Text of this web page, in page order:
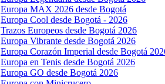
Europa MAX 2026 desde Bogotá
Europa Cool desde Bogotá - 2026
Trazos Europeos desde Bogotá 2026
Europa Vibrante desde Bogotá 2026
Europa Corazón Imperial desde Bogotá
Europa en Tenis desde Bogotá 2026
Europa GO desde Bogotá 2026